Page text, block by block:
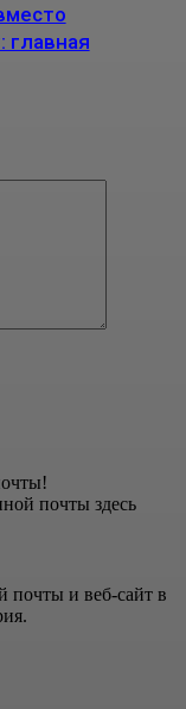
почты здесь
почты и веб-сайт в